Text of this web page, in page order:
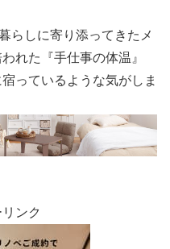
らしに寄り添ってきたメ
れた『手仕事の体温』
っているような気がしま
ンク